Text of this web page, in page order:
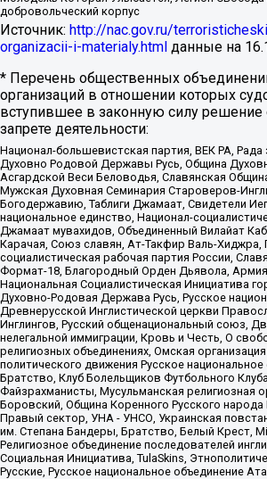
добровольческий корпус
Источник: http://nac.gov.ru/
organizacii-i-materialy.html данные на
* Перечень общественных
организаций в отношении которых
вступившее в законную силу решение
запрете деятельности:
Национал-большевистская партия, ВЕК РА, Рада
Духовно Родовой Державы Русь, Община
Асгардской Веси Беловодья, Славянская
Мужская Духовная Семинария Староверов-
Богодержавию, Таблиги Джамаат, Свидетели
национальное единство, Национал-
Джамаат мувахидов, Объединенный Вилайат
Карачая, Союз славян, Ат-Такфир Валь-Хиджра,
социалистическая рабочая партия России,
Формат-18, Благородный Орден Дьявола, Армия
Национальная Социалистическая Инициатива
Духовно-Родовая Держава Русь, Русское
Древнерусской Инглистической церкви
Инглингов, Русский общенациональный союз,
нелегальной иммиграции, Кровь и Честь, О
религиозных объединениях, Омская
политического движения Русское
Братство, Клуб Болельщиков Футбольного
Файзрахманисты, Мусульманская религиозная
Боровский, Община Коренного Русского
Правый сектор, УНА - УНСО, Украинская
им. Степана Бандеры, Братство, Белый Крест,
Религиозное объединение последователей
Социальная Инициатива, TulaSkins,
Русские, Русское национальное объединение